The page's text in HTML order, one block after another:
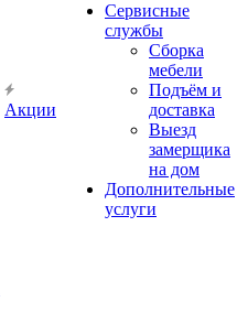
Акции
Сервисные
службы
Сборка
мебели
Подъём и
доставка
Выезд
замерщика
на дом
Дополнительные
услуги